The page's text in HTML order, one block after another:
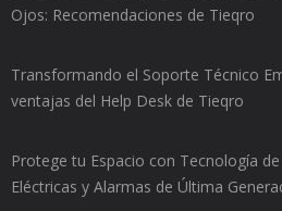
Ojos: Recomendaciones de Tieqro
Transformando el Soporte Técnico
ventajas del Help Desk de Tieqro
Protege tu Espacio con Tecnología
Eléctricas y Alarmas de Última